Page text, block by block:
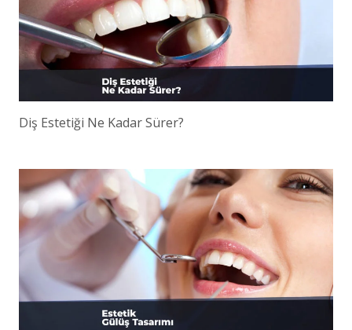
Diş Estetiği Ne Kadar Sürer?